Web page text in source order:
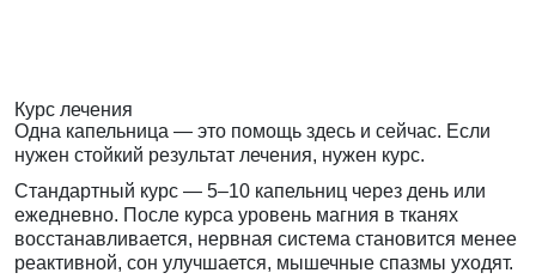
Курс лечения
Одна капельница — это помощь здесь и сейчас. Если
нужен стойкий результат лечения, нужен курс.
Стандартный курс — 5–10 капельниц через день или
ежедневно. После курса уровень магния в тканях
восстанавливается, нервная система становится менее
реактивной, сон улучшается, мышечные спазмы уходят.